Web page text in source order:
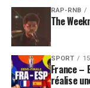
RAP-RNB
The
SPORT
France –
réalise